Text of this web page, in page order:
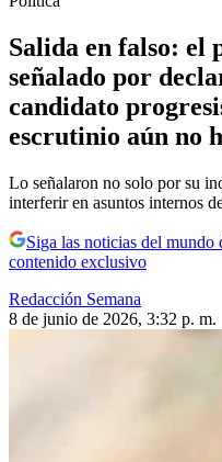
Salida en falso: el
señalado por
candidato
escrutinio aún no
Lo señalaron no solo por su
interferir en asuntos internos
Siga las noticias del
contenido exclusivo
Redacción Semana
8 de junio de 2026, 3:32 p. m.